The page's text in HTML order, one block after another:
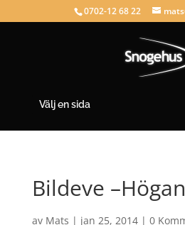
0702-12 68 22
Välj en sida
Bildeve
av Mats | jan 25, 2014| 0